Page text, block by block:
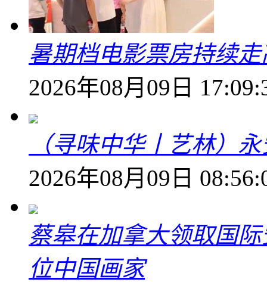
暑期档电影票房持续
2026年08月09日
（寻味中华丨艺林）
2026年08月09日
蔡皋在加拿大领取国
位中国画家